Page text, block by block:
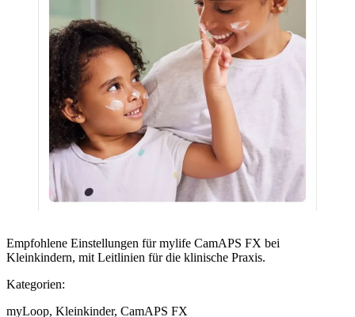
Empfohlene Einstellungen für mylife CamAPS FX bei
Kleinkindern, mit Leitlinien für die klinische Praxis.
Kategorien:
myLoop, Kleinkinder, CamAPS FX